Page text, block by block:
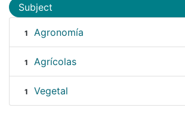
Subject
1 Agronomía
1 Agrícolas
1 Vegetal